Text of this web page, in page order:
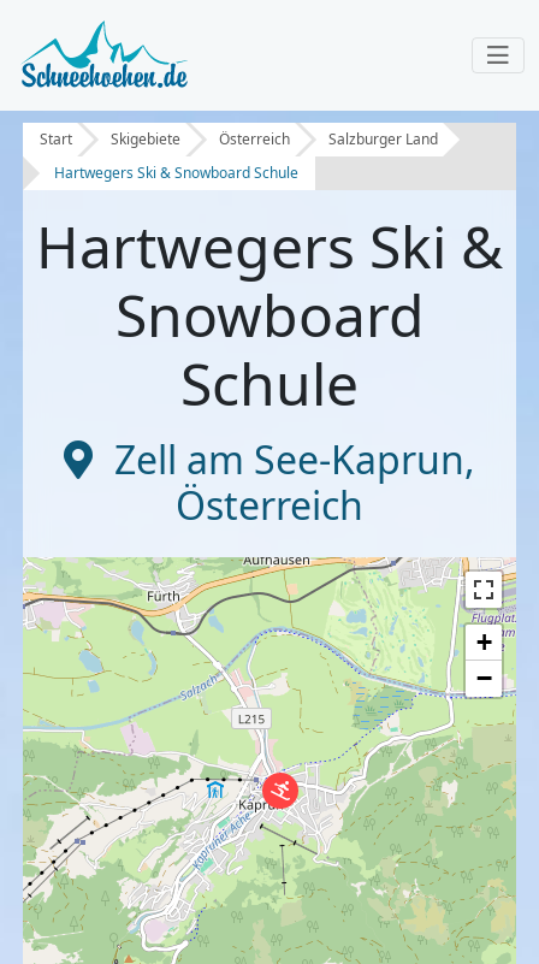
Start Skigebiete Österreich
Salzburger Land
Hartwegers Ski & Snowboard Schule
Hartwegers Ski &
Snowboard
Schule
Zell am See-Kaprun,
Österreich
+
−